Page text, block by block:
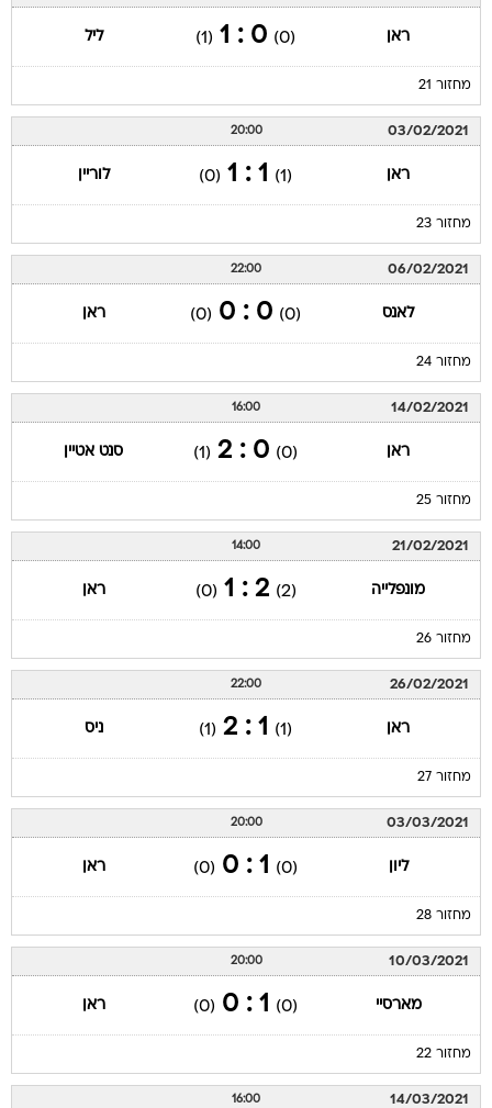
ראן (0)
0 : 1
(1) ליל
מחזור 21
03/02/2021
20:00
ראן (1)
1 : 1
(0) לוריין
מחזור 23
06/02/2021
22:00
לאנס (0)
0 : 0
(0) ראן
מחזור 24
14/02/2021
16:00
ראן (0)
0 : 2
(1) סנט אטיין
מחזור 25
21/02/2021
14:00
מונפלייה (2)
2 : 1
(0) ראן
מחזור 26
26/02/2021
22:00
ראן (1)
1 : 2
(1) ניס
מחזור 27
03/03/2021
20:00
ליון (0)
1 : 0
(0) ראן
מחזור 28
10/03/2021
20:00
מארסיי (0)
1 : 0
(0) ראן
מחזור 22
14/03/2021
16:00